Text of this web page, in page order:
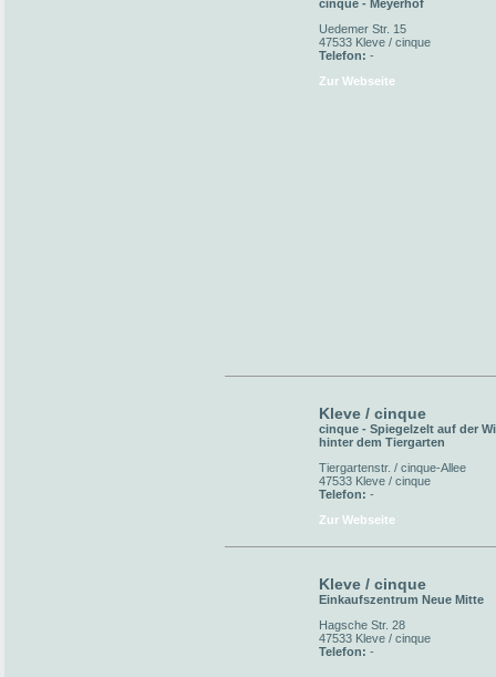
cinque - Meyerhof
Uedemer Str. 15
47533 Kleve / cinque
Telefon: -
Zur Webseite
Kleve / cinque
cinque - Spiegelzelt auf der
hinter dem Tiergarten
Tiergartenstr. / cinque-Allee
47533 Kleve / cinque
Telefon: -
Zur Webseite
Kleve / cinque
Einkaufszentrum Neue Mitte
Hagsche Str. 28
47533 Kleve / cinque
Telefon: -